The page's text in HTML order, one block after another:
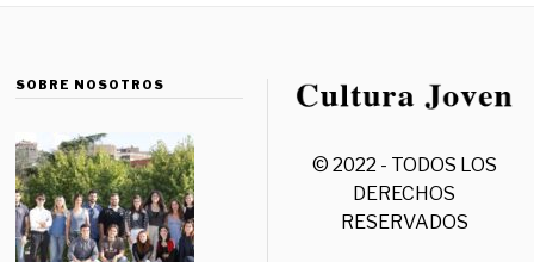
SOBRE NOSOTROS
© 2022 - TODOS LOS
DERECHOS
RESERVADOS